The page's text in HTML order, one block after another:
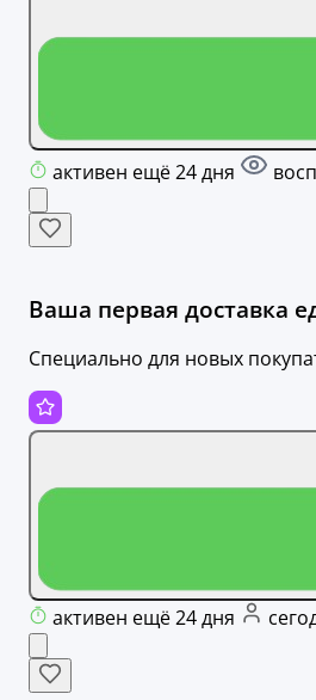
активен ещё 24 дня
Ваша первая доставка
Специально для новых
активен ещё 24 дня